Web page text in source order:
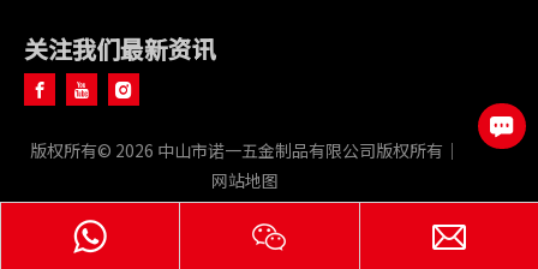
关注我们最新资讯
版权所有© 2026 中山市诺一五金制品有限公司版权所有｜
网站地图